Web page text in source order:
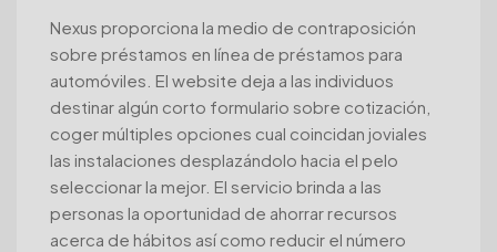
Nexus proporciona la medio de contraposición
sobre préstamos en línea de préstamos para
automóviles. El website deja a las individuos
destinar algún corto formulario sobre cotización,
coger múltiples opciones cual coincidan joviales
las instalaciones desplazándolo hacia el pelo
seleccionar la mejor. El servicio brinda a las
personas la oportunidad de ahorrar recursos
acerca de hábitos así­ como reducir el número